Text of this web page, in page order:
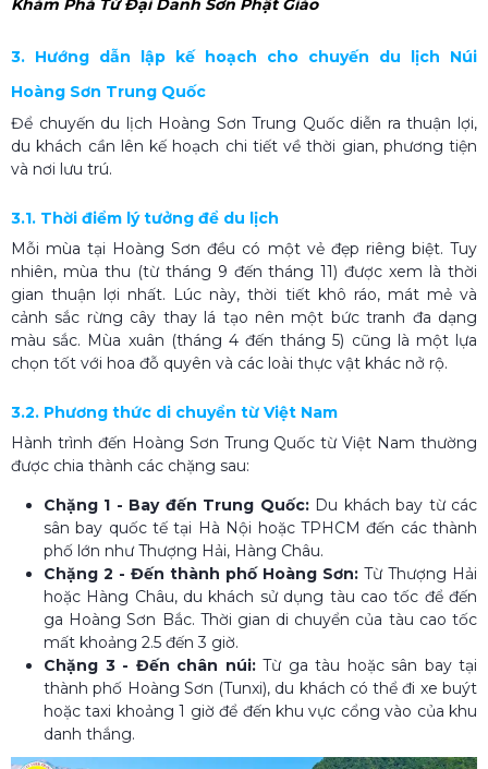
Khám Phá Tứ Đại Danh Sơn Phật Giáo
3. Hướng dẫn lập kế hoạch cho chuyến du lịch Núi
Hoàng Sơn Trung Quốc
Để chuyến du lịch Hoàng Sơn Trung Quốc diễn ra thuận lợi,
du khách cần lên kế hoạch chi tiết về thời gian, phương tiện
và nơi lưu trú.
3.1. Thời điểm lý tưởng để du lịch
Mỗi mùa tại Hoàng Sơn đều có một vẻ đẹp riêng biệt. Tuy
nhiên, mùa thu (từ tháng 9 đến tháng 11) được xem là thời
gian thuận lợi nhất. Lúc này, thời tiết khô ráo, mát mẻ và
cảnh sắc rừng cây thay lá tạo nên một bức tranh đa dạng
màu sắc. Mùa xuân (tháng 4 đến tháng 5) cũng là một lựa
chọn tốt với hoa đỗ quyên và các loài thực vật khác nở rộ.
3.2. Phương thức di chuyển từ Việt Nam
Hành trình đến Hoàng Sơn Trung Quốc từ Việt Nam thường
được chia thành các chặng sau:
Chặng 1 - Bay đến Trung Quốc: Du khách bay từ các
sân bay quốc tế tại Hà Nội hoặc TPHCM đến các thành
phố lớn như Thượng Hải, Hàng Châu.
Chặng 2 - Đến thành phố Hoàng Sơn: Từ Thượng Hải
hoặc Hàng Châu, du khách sử dụng tàu cao tốc để đến
ga Hoàng Sơn Bắc. Thời gian di chuyển của tàu cao tốc
mất khoảng 2.5 đến 3 giờ.
Chặng 3 - Đến chân núi: Từ ga tàu hoặc sân bay tại
thành phố Hoàng Sơn (Tunxi), du khách có thể đi xe buýt
hoặc taxi khoảng 1 giờ để đến khu vực cổng vào của khu
danh thắng.